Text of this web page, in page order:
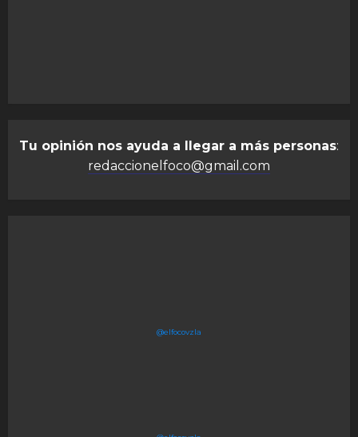
Tu opinión nos ayuda a llegar a más personas:
redaccionelfoco@gmail.com
@elfocovzla